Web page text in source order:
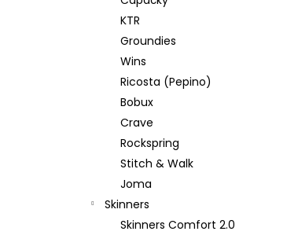
KTR
Groundies
Wins
Ricosta (Pepino)
Bobux
Crave
Rockspring
Stitch & Walk
Joma
Skinners
Skinners Comfort 2.0